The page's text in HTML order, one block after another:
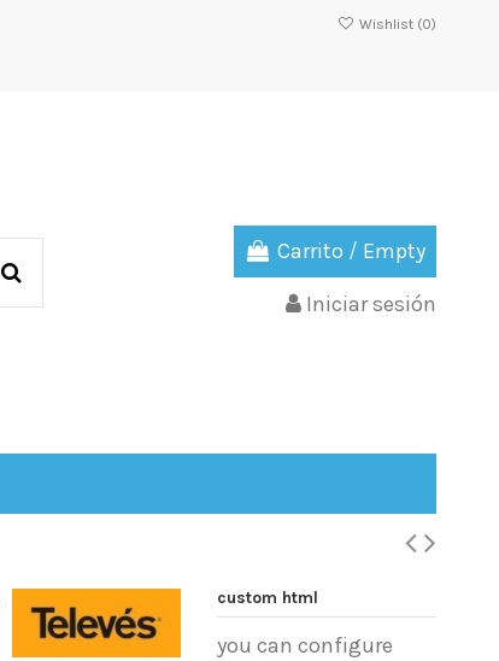
Wishlist (0)
Carrito / Empty
Iniciar sesión
custom html
you can configure